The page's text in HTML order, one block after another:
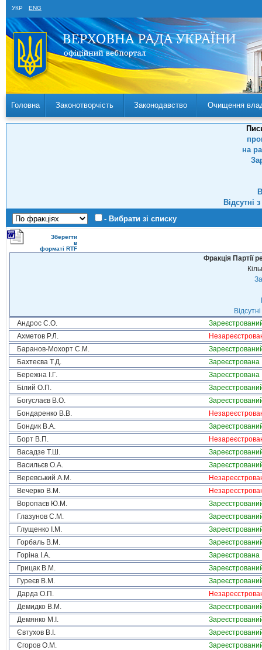
УКР ENG
Головна Законотворчість Законодавство Очищення
на
Відсутні
- Вибрати зі списку
Зберегти
в
форматі RTF
Фракція Партії
Андрос С.О.
Ахметов Р.Л.
Баранов-Мохорт С.М.
Бахтеєва Т.Д.
Зареєстрована
Бережна І.Г.
Зареєстрована
Білий О.П.
Богуслаєв В.О.
Бондаренко В.В.
Бондик В.А.
Борт В.П.
Васадзе Т.Ш.
Васильєв О.А.
Веревський А.М.
Вечерко В.М.
Воропаєв Ю.М.
Глазунов С.М.
Глущенко І.М.
Горбаль В.М.
Горіна І.А.
Зареєстрована
Грицак В.М.
Гуреєв В.М.
Дарда О.П.
Демидко В.М.
Демянко М.І.
Євтухов В.І.
Єгоров О.М.